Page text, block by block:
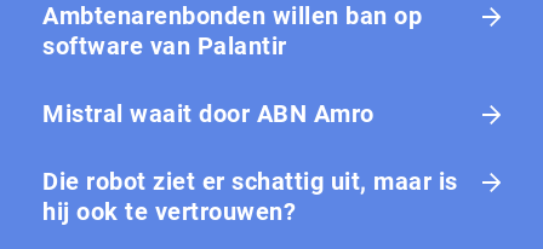
Ambtenarenbonden willen ban op
software van Palantir
Mistral waait door ABN Amro
Die robot ziet er schattig uit, maar is
hij ook te vertrouwen?